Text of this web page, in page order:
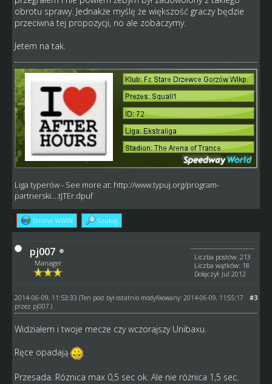
obrotu sprawy. Jednakże myślę że większość graczy będzie
przeciwna tej propozycji, no ale zobaczymy.
Jetem na tak.
Liga typerów- See more at: http://www.typuj.org/program-
partnerski....tJTEr.dpuf
Strona WWW Szukaj
pj007
Manager
Liczba postów: 213
Liczba wątków: 18
Dołączył: Jul 2012
#3
2014-06-09, 11:53:33 (Ten post był ostatnio modyfikowany: 2014-06-09, 11:55:17
przez pj007 .)
Widziałem i twoje mecze czy wczorajszy Unibaxu.
Ręce opadają
Przesada. Róznica max 0,5 sec ok. Ale nie różnica 1,5 sec.